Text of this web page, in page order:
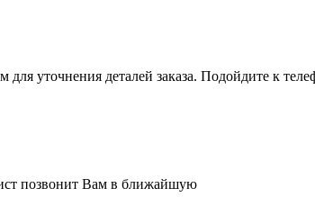
уточнения деталей заказа. Подойдите к
позвонит Вам в ближайшую